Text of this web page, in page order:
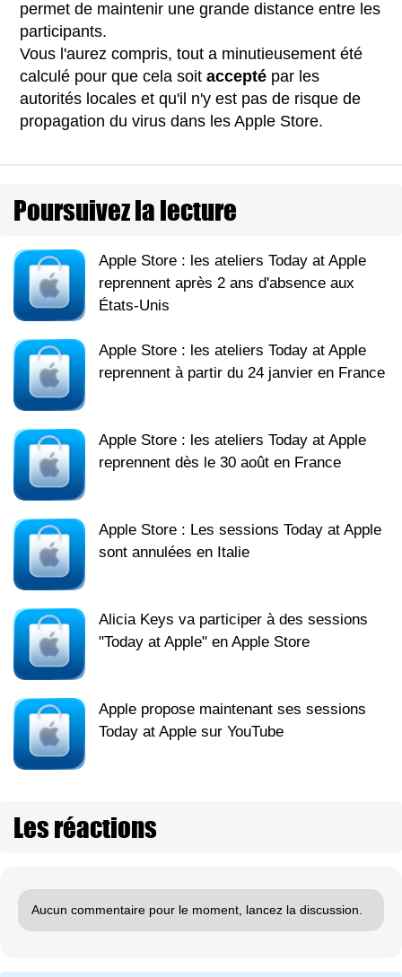
permet de maintenir une grande distance entre les
participants.
Vous l'aurez compris, tout a minutieusement été
calculé pour que cela soitaccepté par les
autorités locales et qu'il n'y est pas de risque de
propagation du virus dans les Apple Store.
Poursuivez la lecture
Apple Store : les ateliers Today at Apple
reprennent après 2 ans d'absence aux
États-Unis
Apple Store : les ateliers Today at Apple
reprennent à partir du 24 janvier en France
Apple Store : les ateliers Today at Apple
reprennent dès le 30 août en France
Apple Store : Les sessions Today at Apple
sont annulées en Italie
Alicia Keys va participer à des sessions
"Today at Apple" en Apple Store
Apple propose maintenant ses sessions
Today at Apple sur YouTube
Les réactions
Aucun commentaire pour le moment, lancez la discussion.